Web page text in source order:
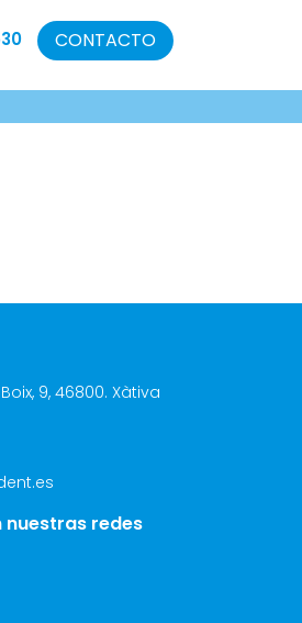
CONTACTO
9, 46800. Xàtiva
nuestras redes